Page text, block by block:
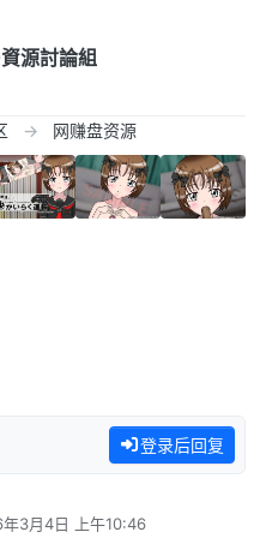
源討論組
网赚盘资源
登录后回复
3月4日 上午10:46